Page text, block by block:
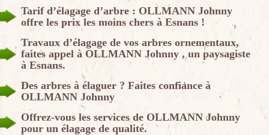
Tarif d’élagage d’arbre : OLLMANN Johnny
offre les prix les moins chers à Esnans !
Travaux d’élagage de vos arbres ornementaux,
faites appel à OLLMANN Johnny , un paysagiste
à Esnans.
Des arbres à élaguer ? Faites confiance à
OLLMANN Johnny
Offrez-vous les services de OLLMANN Johnny
pour un élagage de qualité.